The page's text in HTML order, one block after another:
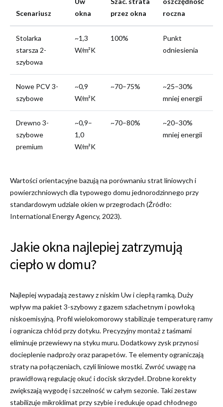
Scenariusz
okna
przez okna
roczna
Stolarka
starsza 2-
szybowa
~1,3
W/m²K
100%
Punkt
odniesienia
Nowe PCV 3-
szybowe
~0,9
W/m²K
~70–75%
~25–30%
mniej energii
Drewno 3-
szybowe
premium
~0,9–
1,0
W/m²K
~70–80%
~20–30%
mniej energii
Wartości orientacyjne bazują na porównaniu strat liniowych i
powierzchniowych dla typowego domu jednorodzinnego przy
standardowym udziale okien w przegrodach (Źródło:
International Energy Agency, 2023).
Jakie okna najlepiej zatrzymują
ciepło w domu?
Najlepiej wypadają zestawy z niskim Uw i ciepłą ramką. Duży
wpływ ma pakiet 3-szybowy z gazem szlachetnym i powłoką
niskoemisyjną. Profil wielokomorowy stabilizuje temperaturę ramy
i ogranicza chłód przy dotyku. Precyzyjny montaż z taśmami
eliminuje przewiewy na styku muru. Dodatkowy zysk przynosi
docieplenie nadproży oraz parapetów. Te elementy ograniczają
straty na połączeniach, czyli liniowe mostki. Zwróć uwagę na
prawidłową regulację okuć i docisk skrzydeł. Drobne korekty
zwiększają wygodę i szczelność w całym sezonie. Taki zestaw
stabilizuje mikroklimat przy szybie i redukuje opad chłodnego